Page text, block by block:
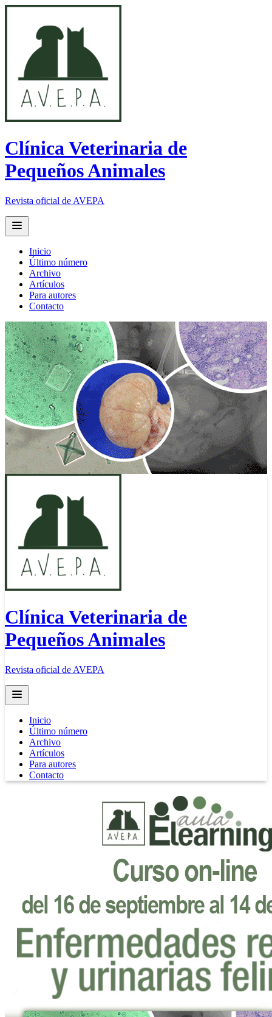
Clínica Veterinaria de
Pequeños Animales
Revista oficial de AVEPA
Open main menu
Inicio
Último número
Archivo
Artículos
Para autores
Contacto
Clínica Veterinaria de
Pequeños Animales
Revista oficial de AVEPA
Open main menu
Inicio
Último número
Archivo
Artículos
Para autores
Contacto